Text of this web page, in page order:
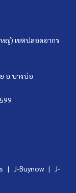
หญ่) เขตปลอดอากร
อ.บางบ่อ
| J-Buynow | J-